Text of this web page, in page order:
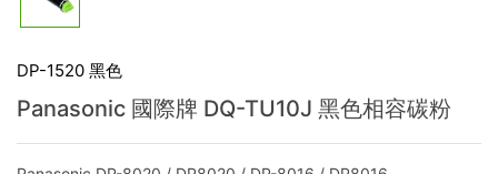
DP-1520 黑色
Panasonic 國際牌 DQ-TU10J 黑色相容碳粉